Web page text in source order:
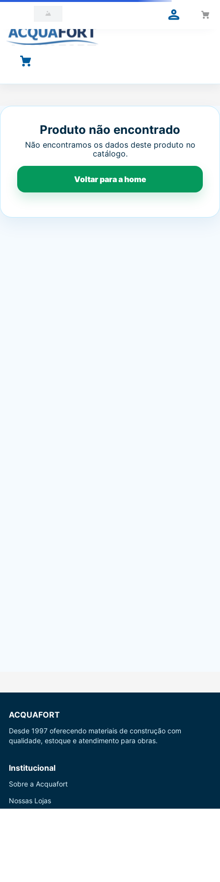
O que você está procurando?
Produto não encontrado
Não encontramos os dados deste produto no
catálogo.
Voltar para a home
ACQUAFORT
Desde 1997 oferecendo materiais de construção com
qualidade, estoque e atendimento para obras.
Institucional
Sobre a Acquafort
Nossas Lojas